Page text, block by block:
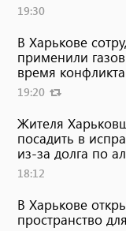
19:30
В Харькове
применили
время
19:20
Жителя
посадить в
из-за долга по
18:12
В Харькове
пространство